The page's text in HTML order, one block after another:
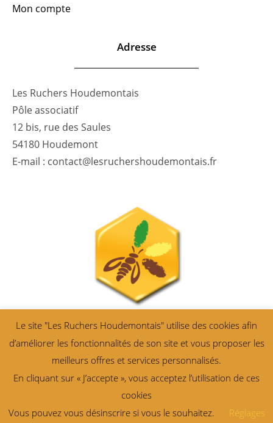
Mon compte
Adresse
Les Ruchers Houdemontais
Pôle associatif
12 bis, rue des Saules
54180 Houdemont
E-mail : contact@lesruchershoudemontais.fr
Le site "Les Ruchers Houdemontais" utilise des cookies afin
d’améliorer les fonctionnalités de son site et vous proposer les
meilleurs offres et services personnalisés.
En cliquant sur « J’accepte », vous acceptez l’utilisation de ces
cookies
Vous pouvez vous désinscrire si vous le souhaitez.
Réglages